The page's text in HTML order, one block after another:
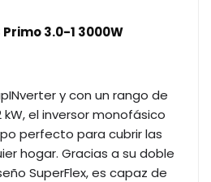
Primo 3.0-1 3000W
y con un rango de
el inversor monofásico
perfecto para cubrir las
hogar. Gracias a su doble
SuperFlex, es capaz de